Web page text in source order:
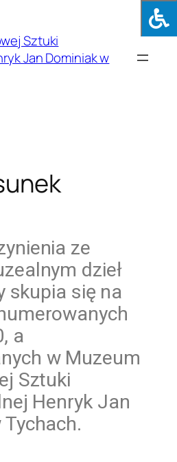
Sztuki
Jan Dominiak w
ze
dzieł
skupia się na
a
w Muzeum
Sztuki
Henryk Jan